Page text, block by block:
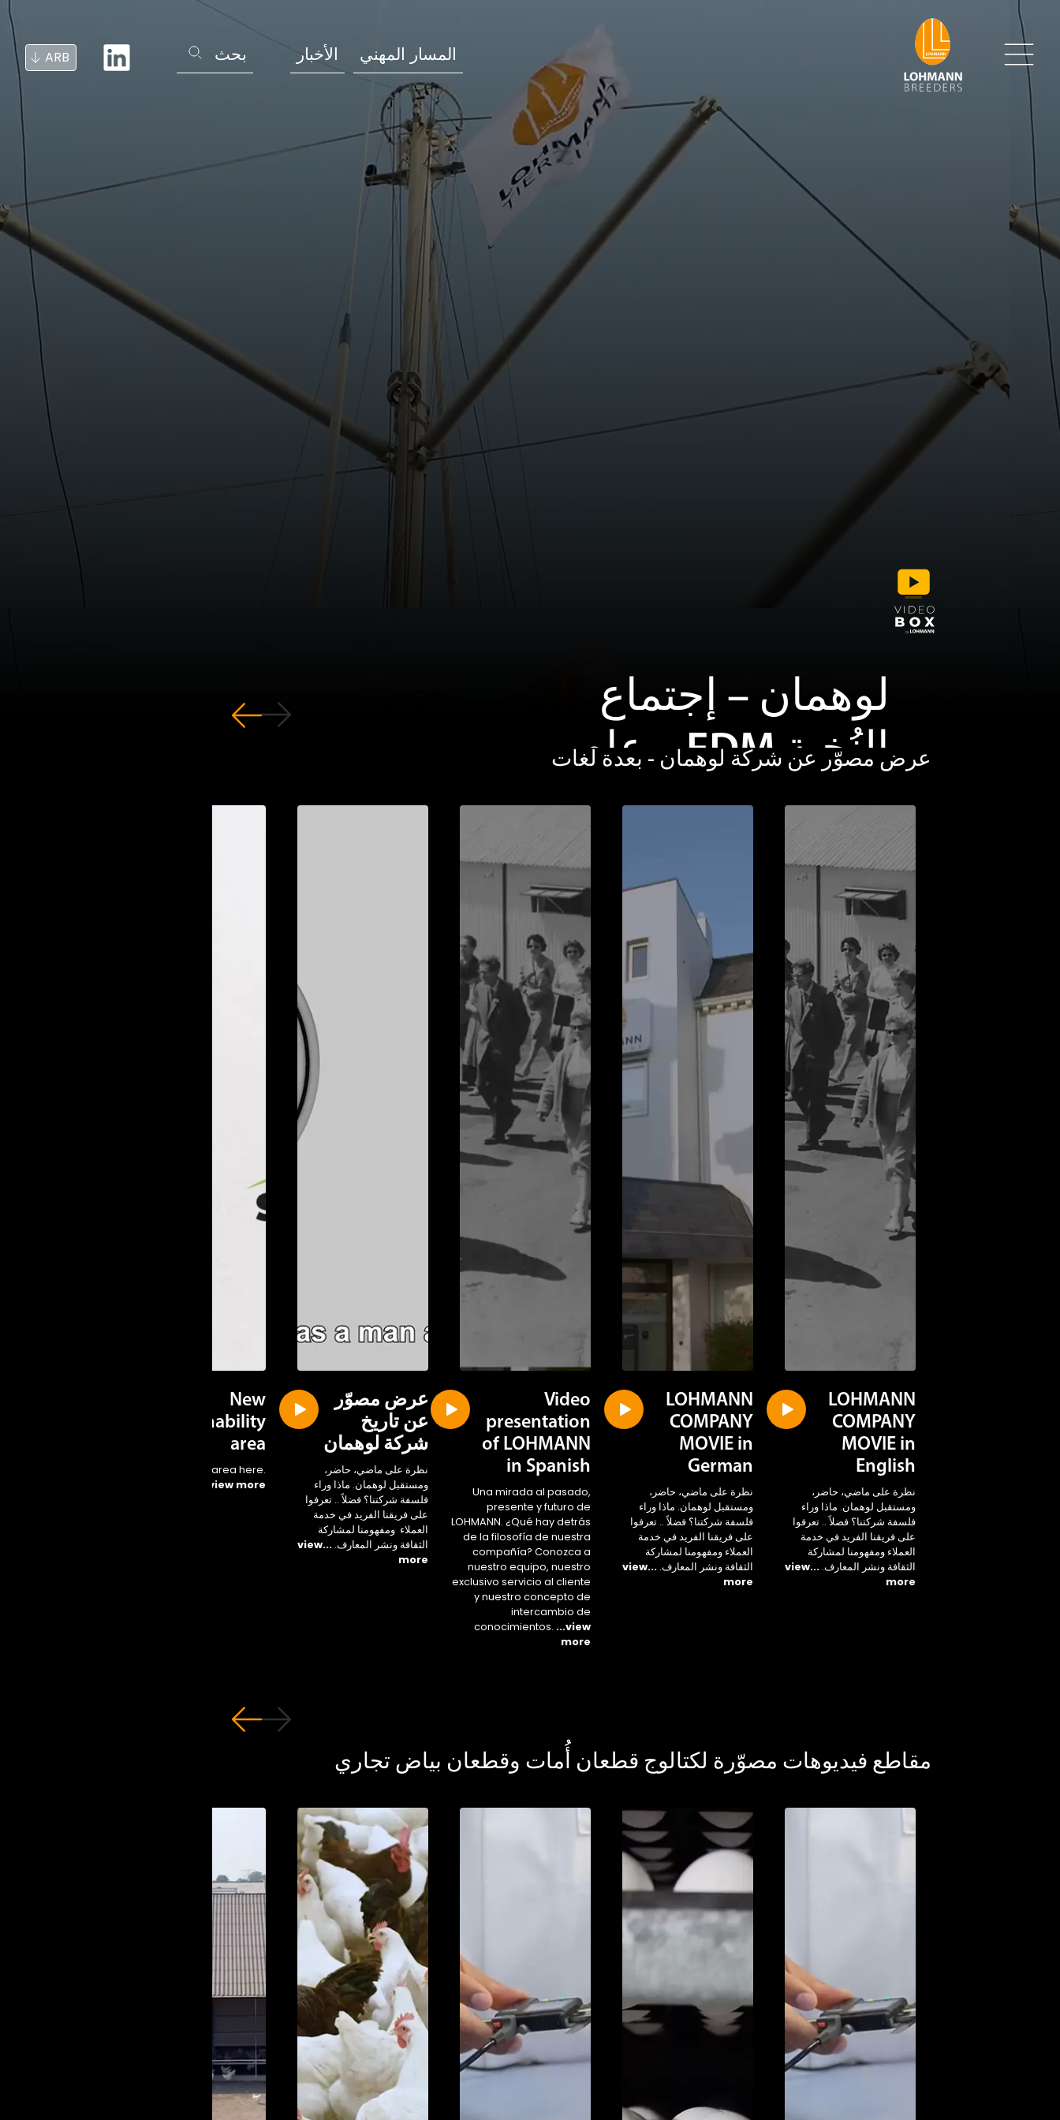
المسار المهني الأخبار بحث ARB
لوهمان – إجتماع
النُخبة FDM – عام
2018 رحلة بحرية
على البحر الأبيض
المتوسط (دعابة –
فيديو)
نظرة خاطفة عن رحلة بحرية نظمتها “لوهمان” على
مياه البحر الأبيض المتوسط.
عرض مصوّر عن شركة لوهمان - بعدة لغات
LOHMANN
COMPANY
MOVIE in
English
نظرة على ماضي، حاضر،
ومستقبل لوهمان. ماذا وراء
فلسفة شركتنا؟ فضلاً .. تعرفوا
على فريقنا الفريد في خدمة
العملاء ومفهومنا لمشاركة
الثقافة ونشر المعارف.
...view
more
LOHMANN
COMPANY
MOVIE in
German
نظرة على ماضي، حاضر،
ومستقبل لوهمان. ماذا وراء
فلسفة شركتنا؟ فضلاً .. تعرفوا
على فريقنا الفريد في خدمة
العملاء ومفهومنا لمشاركة
الثقافة ونشر المعارف.
...view
more
Video
presentation
of LOHMANN
in Spanish
Una mirada al pasado,
presente y futuro de
LOHMANN. ¿Qué hay detrás
de la filosofía de nuestra
compañía? Conozca a
nuestro equipo, nuestro
exclusivo servicio al cliente
y nuestro concepto de
intercambio de
conocimientos. ...view
more
عرض مصوّر
عن تاريخ
شركة لوهمان
نظرة على ماضي، حاضر،
ومستقبل لوهمان. ماذا وراء
فلسفة شركتنا؟ فضلاً .. تعرفوا
على فريقنا الفريد في خدمة
العملاء ومفهومنا لمشاركة
الثقافة ونشر المعارف.
...view
more
New
Sustainability
area
Access the new area here.
...view more
مقاطع فيديوهات مصوّرة لكتالوج قطعان أُمات وقطعان بياض تجاري